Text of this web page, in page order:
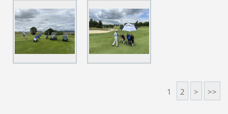
1 2 > >>